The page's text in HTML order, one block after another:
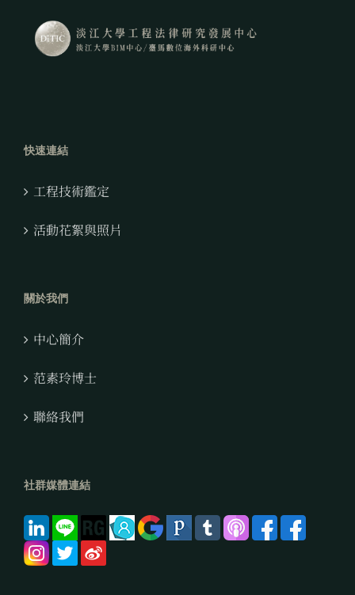
快速連結
工程技術鑑定
活動花絮與照片
關於我們
中心簡介
范素玲博士
聯絡我們
社群媒體連結